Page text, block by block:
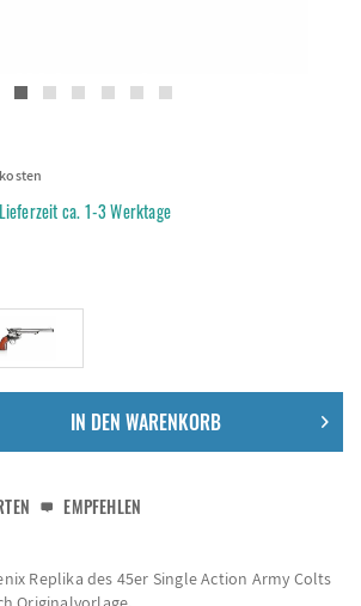
ca. 1-3 Werktage
IN DEN WARENKORB
EMPFEHLEN
Replika des 45er Single Action Army Colts